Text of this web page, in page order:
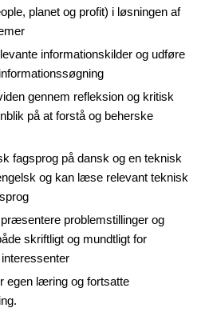
planet og profit) i løsningen af
informationskilder og udføre
gennem refleksion og kritisk
på at forstå og beherske
fagsprog på dansk og en teknisk
og kan læse relevant teknisk
problemstillinger og
skriftligt og mundtligt for
egen læring og fortsatte